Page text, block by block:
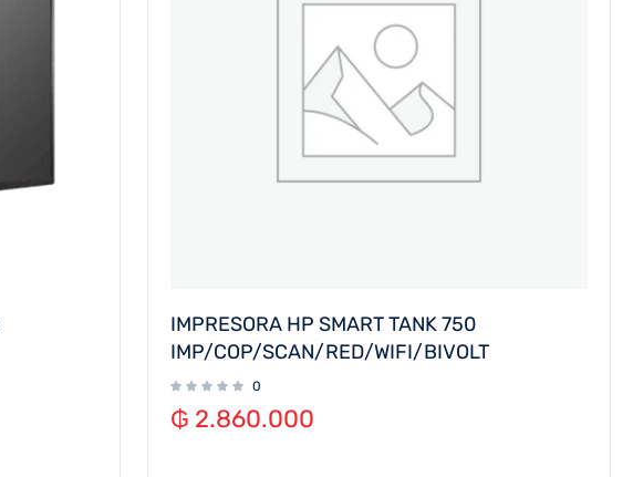
IMPRESORA HP SMART TANK 750
IMP/COP/SCAN/RED/WIFI/BIVOLT
0
₲ 2.860.000